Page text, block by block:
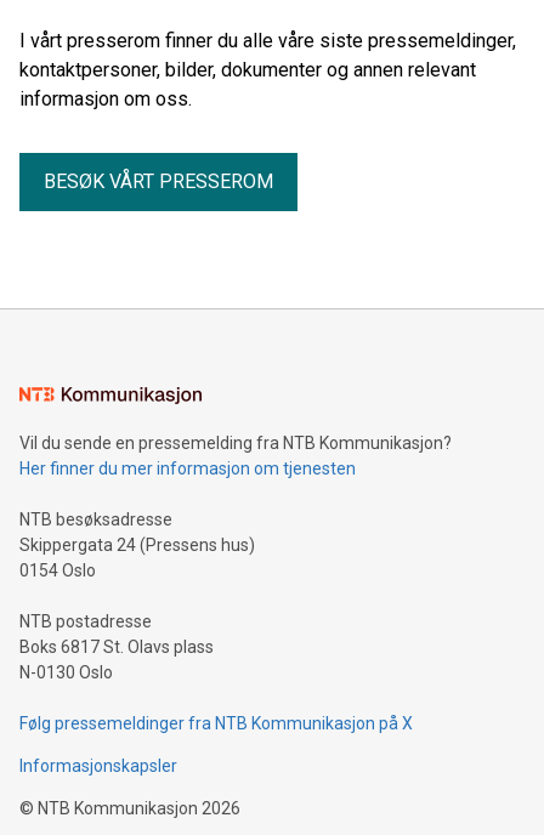
I vårt presserom finner du alle våre siste pressemeldinger,
kontaktpersoner, bilder, dokumenter og annen relevant
informasjon om oss.
BESØK VÅRT PRESSEROM
Vil du sende en pressemelding fra NTB Kommunikasjon?
Her finner du mer informasjon om tjenesten
NTB besøksadresse
Skippergata 24 (Pressens hus)
0154 Oslo
NTB postadresse
Boks 6817 St. Olavs plass
N-0130 Oslo
Følg pressemeldinger fra NTB Kommunikasjon på X
Informasjonskapsler
© NTB Kommunikasjon 2026